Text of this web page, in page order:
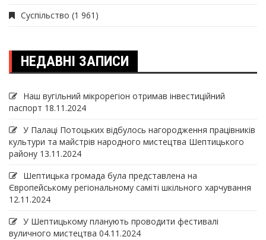
Суспільство (1 961)
НЕДАВНІ ЗАПИСИ
Наш вугільний мікрорегіон отримав інвеcтиційний
паспорт 18.11.2024
У Палаці Потоцьких відбулось нагородження працівників
культури та майстрів народного мистецтва Шептицького
району 13.11.2024
Шептицька громада була представлена на
Європейському регіональному саміті шкільного харчування
12.11.2024
У Шептицькому планують проводити фестивалі
вуличного мистецтва 04.11.2024